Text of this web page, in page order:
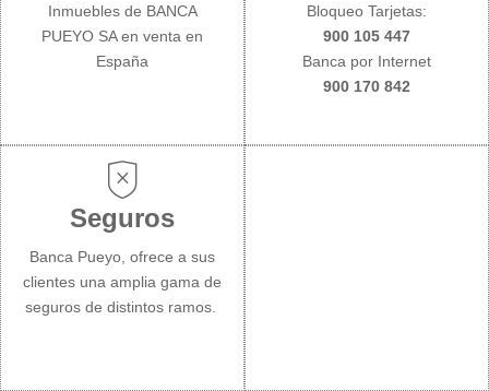
Inmuebles de BANCA
PUEYO SA en venta en
España
Bloqueo Tarjetas:
900 105 447
Banca por Internet
900 170 842
Seguros
Banca Pueyo, ofrece a sus
clientes una amplia gama de
seguros de distintos ramos.